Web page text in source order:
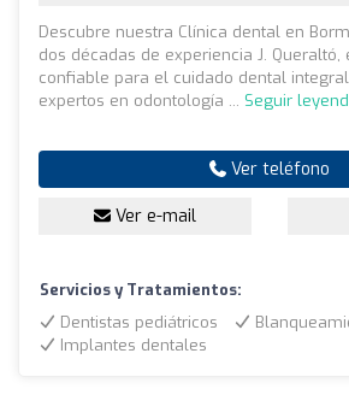
Descubre nuestra Clínica dental en
dos décadas de experiencia J. Queraltó,
confiable para el cuidado dental
expertos en odontología ... Seguir
Ver teléfono
Ver e-mail
Servicios y Tratamientos:
Dentistas pediátricos
Implantes dentales